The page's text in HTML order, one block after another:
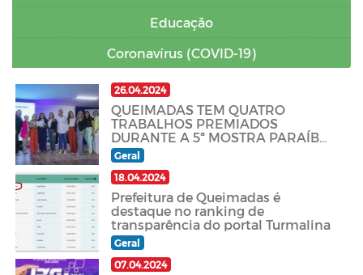
Educação
Coronavírus (COVID-19)
26.04.2024
QUEIMADAS TEM QUATRO
TRABALHOS PREMIADOS
DURANTE A 5ª MOSTRA PARAÍBA
AQUI TEM SUS e 1ª OFICINA
IMUNIZA SUS EM JOÃO PESSOA-
PB
Geral
18.04.2024
Prefeitura de Queimadas é
destaque no ranking de
transparência do portal Turmalina
Geral
07.04.2024